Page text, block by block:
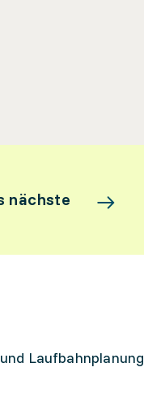
nächste
Laufbahnplanung